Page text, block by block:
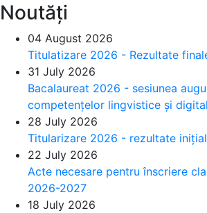
Noutăți
04 August 2026
Titulatizare 2026 - Rezultate
31 July 2026
Bacalaureat 2026 - sesiunea
competențelor lingvistice și
28 July 2026
Titularizare 2026 - rezultate
22 July 2026
Acte necesare pentru înscriere
2026-2027
18 July 2026